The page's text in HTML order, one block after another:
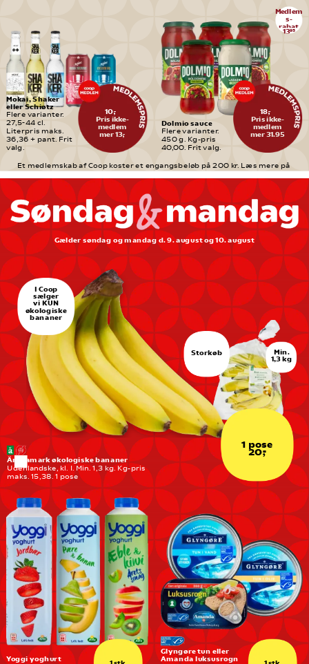
Medlem
s-
rabat
1395
18,-
Pris ikke-
medlem
mer 31.95
Dolmio sauce
Flere varianter.
450 g. Kg-pris
40,00. Frit valg.
Et medlemskab af Coop koster et engangsbeløb på 200 kr. Læs mere på
10,-
Pris ikke-
medlem
mer 13,-
Mokai, Shaker
eller Schiøtz
Flere varianter.
27,5-44 cl.
Literpris maks.
36,36 + pant. Frit
valg.
Gælder søndag og mandag d. 9. august og 10. august
1 pose
20,-
Änglamark økologiske bananer
Udenlandske, kl. I. Min. 1,3 kg. Kg-pris
maks. 15,38. 1 pose
Yoggi yoghurt
Glyngøre tun eller
Amanda luksusrogn
Min.
1,3 kg
Storkøb
I Coop
sælger
vi KUN
økologiske
bananer